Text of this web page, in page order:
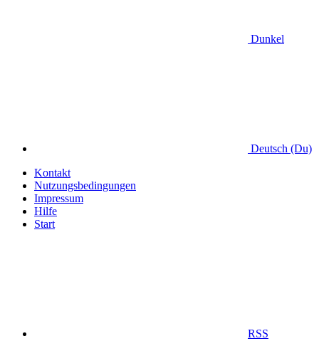
Dunkel
Deutsch (Du)
Kontakt
Nutzungsbedingungen
Impressum
Hilfe
Start
RSS